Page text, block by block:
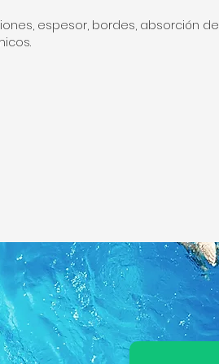
espesor, bordes, absorción de